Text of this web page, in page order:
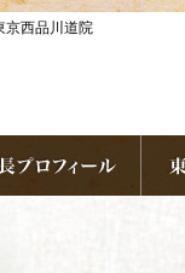
京西品川道院